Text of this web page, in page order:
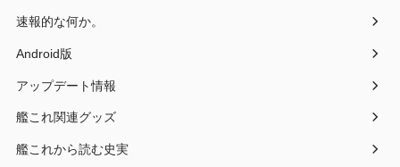
速報的な何か。
Android版
アップデート情報
艦これ関連グッズ
艦これから読む史実